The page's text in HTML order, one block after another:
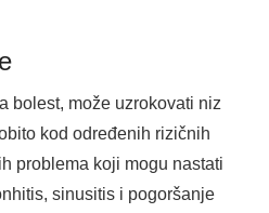
bolest, može uzrokovati niz
kod određenih rizičnih
problema koji mogu nastati
sinusitis i pogoršanje